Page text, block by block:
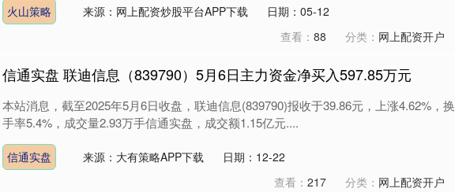
火山策略 来源：网上配资炒股平台APP下载
日期：05-12
查看： 88 分类： 网上配资开户
信通实盘 联迪信息（839790）5月6日主力资金净买入597.85万元
本站消息，截至2025年5月6日收盘，联迪信息(839790)报收于39.86元，上涨4.62%，换
手率5.4%，成交量2.93万手信通实盘，成交额1.15亿元....
信通实盘 来源：大有策略APP下载
日期：12-22
查看： 217 分类： 网上配资开户